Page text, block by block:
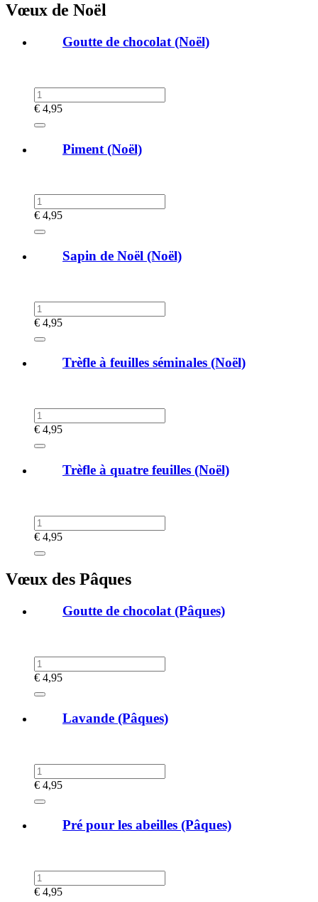
Vœux de Noël
Goutte de chocolat (Noël)
€ 4,95
Piment (Noël)
€ 4,95
Sapin de Noël (Noël)
€ 4,95
Trèfle à feuilles séminales (Noël)
€ 4,95
Trèfle à quatre feuilles (Noël)
€ 4,95
Vœux des Pâques
Goutte de chocolat (Pâques)
€ 4,95
Lavande (Pâques)
€ 4,95
Pré pour les abeilles (Pâques)
€ 4,95